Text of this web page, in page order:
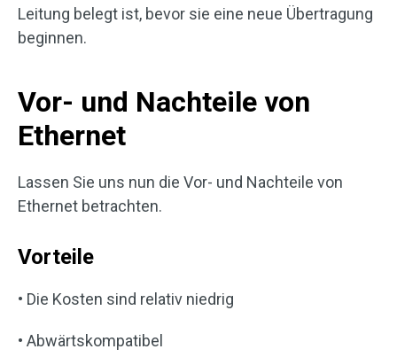
Leitung belegt ist, bevor sie eine neue Übertragung
beginnen.
Vor- und Nachteile von
Ethernet
Lassen Sie uns nun die Vor- und Nachteile von
Ethernet betrachten.
Vorteile
• Die Kosten sind relativ niedrig
• Abwärtskompatibel